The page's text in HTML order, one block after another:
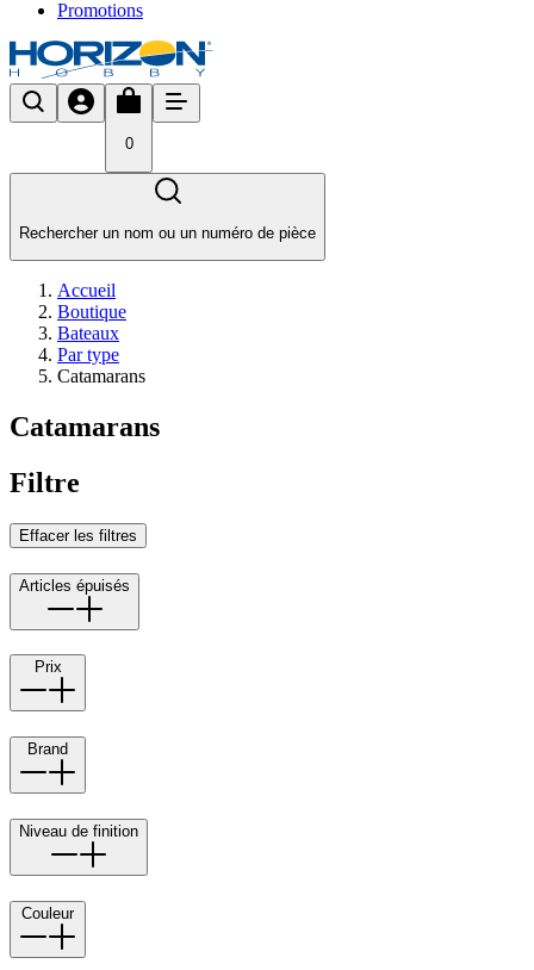
Promotions
0
Rechercher un nom ou un numéro de pièce
Accueil
Boutique
Bateaux
Par type
Catamarans
Catamarans
Filtre
Effacer les filtres
Articles épuisés
Prix
Brand
Niveau de finition
Couleur